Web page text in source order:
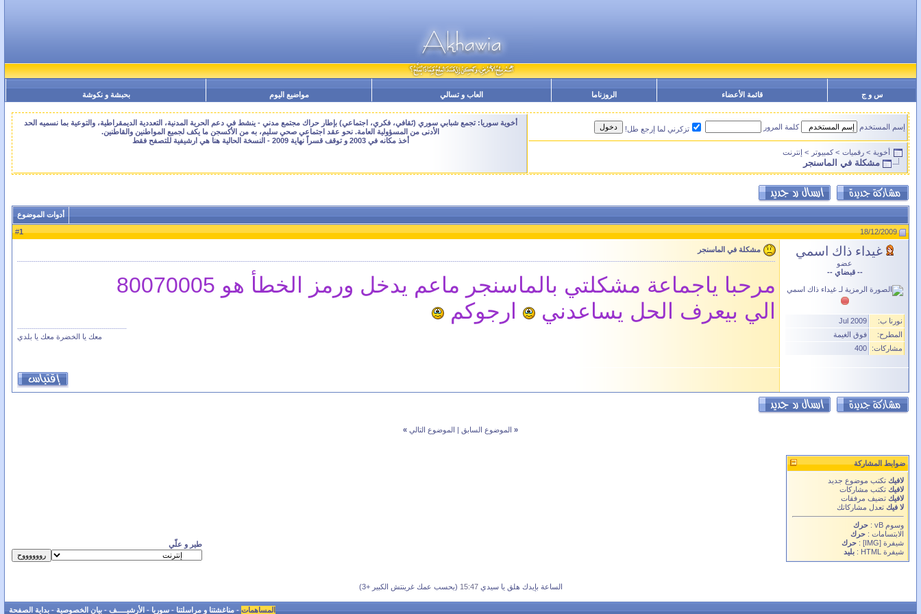
س و ج قائمة الأعضاء الروزناما العاب و تسالي مواضيع اليوم بحبشة و نكوشة
إسم المستخدم كلمة المرور تزكرني لما إرجع طل!
أخوية سوريا: تجمع شبابي سوري (ثقافي، فكري، اجتماعي) بإطار حراك مجتمع مدني - ينشط في دعم الحرية المدنية، التعددية الديمقراطية، والتوعية بما نسميه الحد
الأدنى من المسؤولية العامة. نحو عقد اجتماعي صحي سليم، به من الأكسجن ما يكف لجميع المواطنين والقاطنين.
أخذ مكانه في 2003 و توقف قسراً نهاية 2009 - النسخة الحالية هنا هي ارشيفية للتصفح فقط
أخوية > رقميات >كمبيوتر > إنترنت
مشكلة في الماسنجر
أدوات الموضوع
18/12/2009
#
1
غيداء ذاك اسمي
عضو
-- قبضاي --
نورنا ب:
Jul 2009
المطرح:
فوق الغيمة
مشاركات:
400
مشكلة في الماسنجر
مرحبا ياجماعة مشكلتي بالماسنجر ماعم يدخل ورمز الخطأ هو 80070005
الي بيعرف الحل يساعدني
ارجوكم
معك يا الخضرة معك يا بلدي
« الموضوع السابق | الموضوع التالي »
ضوابط المشاركة
لافيكتكتب موضوع جديد
لافيكتكتب مشاركات
لافيكتضيف مرفقات
لا فيك تعدل مشاركاتك
وسوم vB : حرك
الابتسامات: حرك
شيفرة [IMG]
: حرك
شيفرة HTML :
بليد
طير و علّي
الساعة بإيدك هلق يا سيدي15:47 (بحسب عمك غرينتش الكبير +3)
المساهمات-مناغشتنا و مراسلتنا-سوريا-الأرشيـــــف-بيان الخصوصية-بداية الصفحة